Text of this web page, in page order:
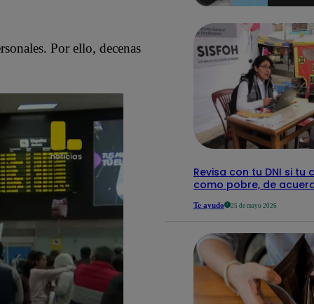
Por ello, decenas
detalles
Revisa con tu DNI si tu
como pobre, de
Te ayudo 25 de mayo 2026